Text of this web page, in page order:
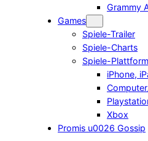
Grammy
Games
Spiele-Trailer
Spiele-Charts
Spiele-
iPhone,
Xbox
Promis u0026 Gossip